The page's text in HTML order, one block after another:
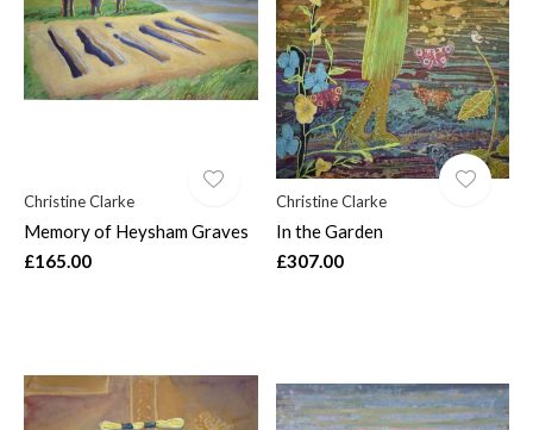
Christine Clarke
Memory of Heysham Graves
£165.00
Christine Clarke
In the Garden
£307.00